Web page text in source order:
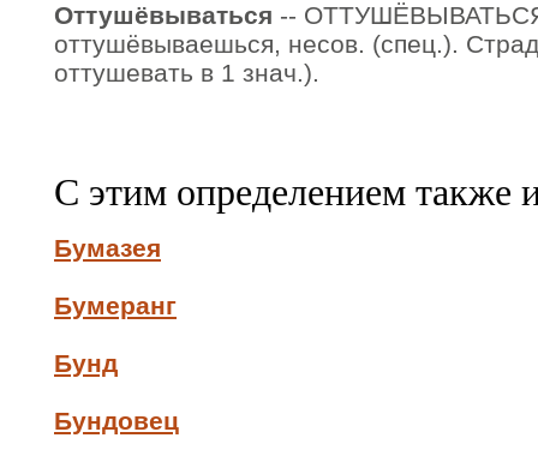
Оттушёвываться --
оттушёвываешься, несов. (спец.).
оттушевать в 1 знач.).
С этим определением также
Бумазея
Бумеранг
Бунд
Бундовец